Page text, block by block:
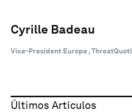
Cyrille Badeau
Vice-President Europe ,
Últimos Artículos